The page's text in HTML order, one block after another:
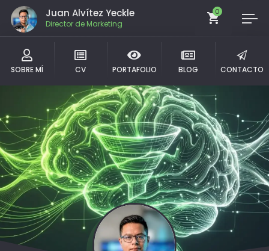
Juan Alvítez Yeckle
Director de Marketing
0
SOBRE MÍ CV PORTAFOLIO BLOG CONTACTO